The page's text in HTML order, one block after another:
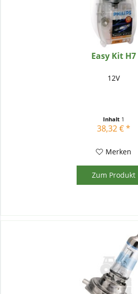
Easy Kit H7
12V
Inhalt 1
38,32 € *
Merken
Zum Produkt